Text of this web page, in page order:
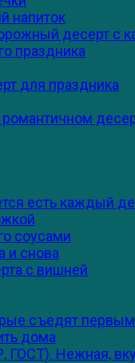
напиток
десерт с
праздника
для праздника
есть каждый
соусами
и снова
с вишней
съедят первым
дома
Нежная,